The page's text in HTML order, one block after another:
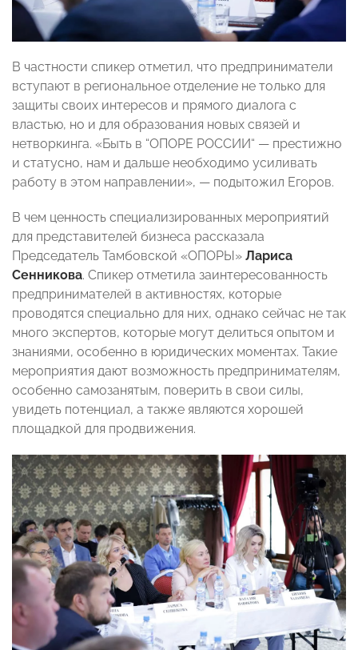
В частности спикер отметил, что предприниматели
вступают в региональное отделение не только для
защиты своих интересов и прямого диалога с
властью, но и для образования новых связей и
нетворкинга. «Быть в “ОПОРЕ РОССИИ“ — престижно
и статусно, нам и дальше необходимо усиливать
работу в этом направлении», — подытожил Егоров.
В чем ценность специализированных мероприятий
для представителей бизнеса рассказала
Председатель Тамбовской «ОПОРЫ» Лариса
Сенникова. Спикер отметила заинтересованность
предпринимателей в активностях, которые
проводятся специально для них, однако сейчас не так
много экспертов, которые могут делиться опытом и
знаниями, особенно в юридических моментах. Такие
мероприятия дают возможность предпринимателям,
особенно самозанятым, поверить в свои силы,
увидеть потенциал, а также являются хорошей
площадкой для продвижения.